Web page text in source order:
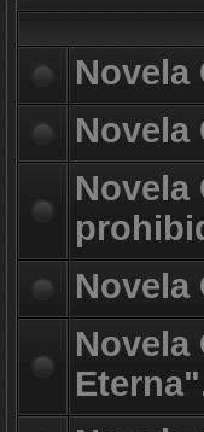
Novela
Novela
Novela
Novela